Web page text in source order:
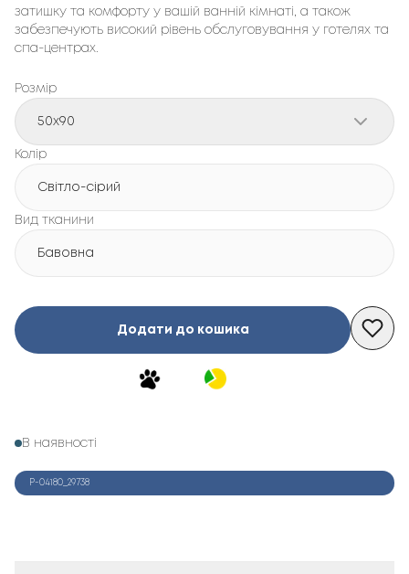
затишку та комфорту у вашій ванній кімнаті, а також
забезпечують високий рівень обслуговування у готелях та
спа-центрах.
Розмір
50x90
Колір
Світло-сірий
Вид тканини
Бавовна
Додати до кошика
В наявності
Р-04180_29738